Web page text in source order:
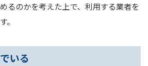
るのかを考えた上で、利用する業者を
。
いる